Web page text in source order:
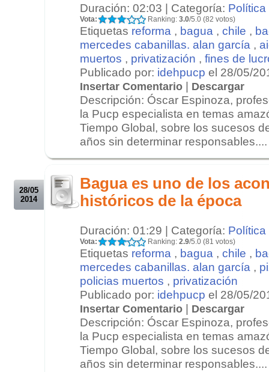
Duración: 02:03 | Categoría: Política
Vota: Ranking: 3.0/5.0 (82 votos)
Etiquetas reforma , bagua , chile ,
mercedes cabanillas. alan garcía ,
muertos , privatización , fines de
Publicado por: idehpucp el 28/05/
Insertar Comentario | Descargar
Descripción: Óscar Espinoza,
la Pucp especialista en temas
Tiempo Global, sobre los sucesos
años sin determinar responsables....
28/05
2014
Bagua es uno de los
históricos de la época
Duración: 01:29 | Categoría: Política
Vota: Ranking: 2.9/5.0 (81 votos)
Etiquetas reforma , bagua , chile ,
mercedes cabanillas. alan garcía ,
policias muertos , privatización
Publicado por: idehpucp el 28/05/
Insertar Comentario | Descargar
Descripción: Óscar Espinoza,
la Pucp especialista en temas
Tiempo Global, sobre los sucesos
años sin determinar responsables....